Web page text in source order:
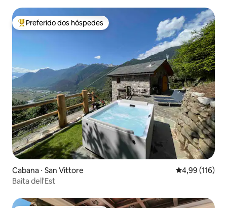
Entre os melhores preferidos dos hóspedes
Preferido dos hóspedes
Cabana ⋅ San Vittore 4,99 de uma
4,99 (116)
Baita dell'Est